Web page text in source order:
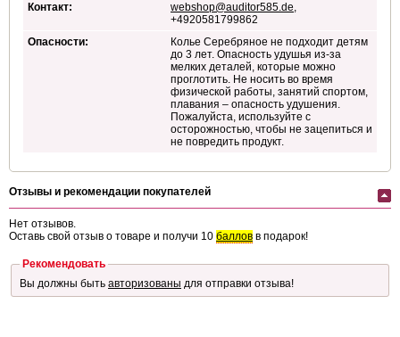
Контакт:
webshop@auditor585.de,
+4920581799862
Опасности:
Колье Серебряное не подходит детям
до 3 лет. Опасность удушья из-за
мелких деталей, которые можно
проглотить. Не носить во время
физической работы, занятий спортом,
плавания – опасность удушения.
Пожалуйста, используйте с
осторожностью, чтобы не зацепиться и
не повредить продукт.
Отзывы и рекомендации покупателей
Нет отзывов.
Оставь свой отзыв о товаре и получи 10 баллов в подарок!
Рекомендовать
Вы должны быть авторизованы для отправки отзыва!